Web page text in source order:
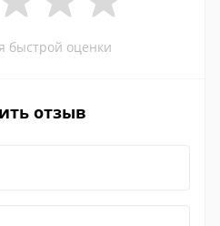
быстрой оценки
отзыв